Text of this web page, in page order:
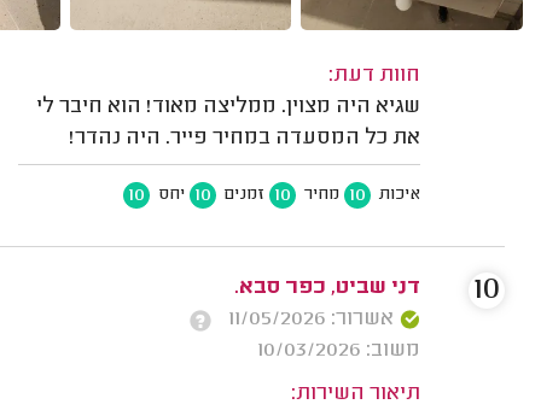
חוות דעת:
שגיא היה מצוין. ממליצה מאוד! הוא חיבר לי
את כל המסעדה במחיר פייר. היה נהדר!
איכות 10 מחיר 10 זמנים 10 יחס 10
דני שביט, כפר סבא.
אשרור: 11/05/2026
משוב: 10/03/2026
תיאור השירות:
10